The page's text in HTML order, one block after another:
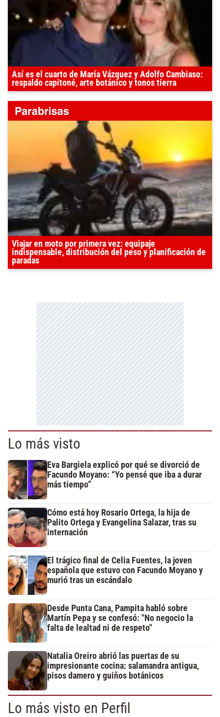
Así es el cuarto de María Vázquez y Adolfo Cambiaso:
respaldo capitoné, arte botánico y tonos tierra
Viajar en moto por primera vez: equipaje
indispensable, distribución del peso y planificación de
paradas
Lo más visto
Eva Bargiela explicó por qué se divorció de
Facundo Moyano: “Yo pensé que iba a durar
más tiempo”
Cómo está hoy Rosario Ortega, la hija de
Palito Ortega y Evangelina Salazar, tras su
internación
El trágico final de Celia Fuentes, la joven
española que estuvo con Facundo Moyano y
murió tras un escándalo
Desde Punta Cana, Pampita habló sobre
Martín Pepa y se confesó: "No negocio la
falta de lealtad ni de respeto"
Natalia Oreiro abrió las puertas de su
impresionante cocina: salamandra antigua,
pisos damero y guiños botánicos
Lo más visto en Perfil